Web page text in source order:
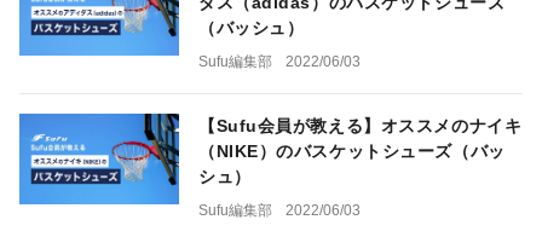
（バッシュ）
Sufu編集部 2022/06/03
【Sufu会員が教える】オススメのナイキ
（NIKE）のバスケットシューズ（バッ
シュ）
Sufu編集部 2022/06/03